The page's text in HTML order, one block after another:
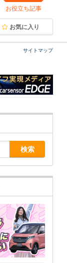
お役立ち記事
お気に入り
サイトマップ